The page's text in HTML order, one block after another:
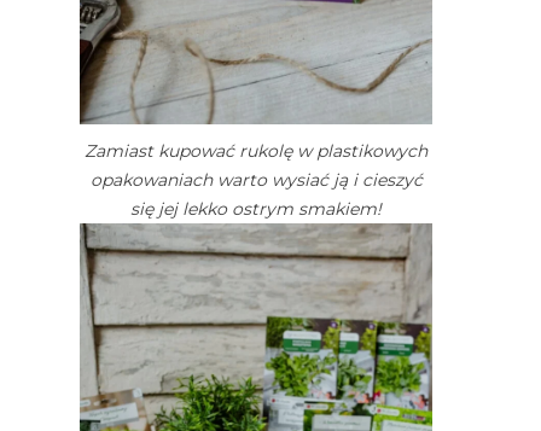
Zamiast kupować rukolę w plastikowych
opakowaniach warto wysiać ją i cieszyć
się jej lekko ostrym smakiem!